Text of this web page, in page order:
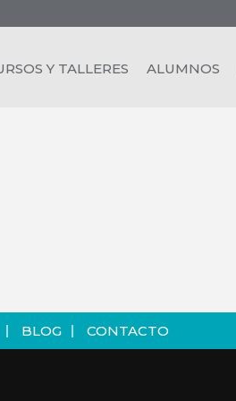
Y TALLERES ALUMNOS
BLOG CONTACTO